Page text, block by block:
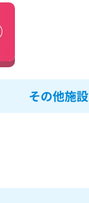
その他施設